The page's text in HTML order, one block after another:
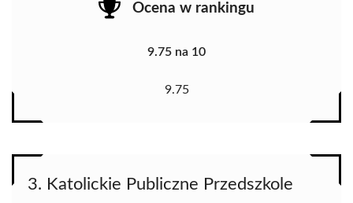
Ocena w rankingu
9.75 na 10
9.75
3. Katolickie Publiczne Przedszkole